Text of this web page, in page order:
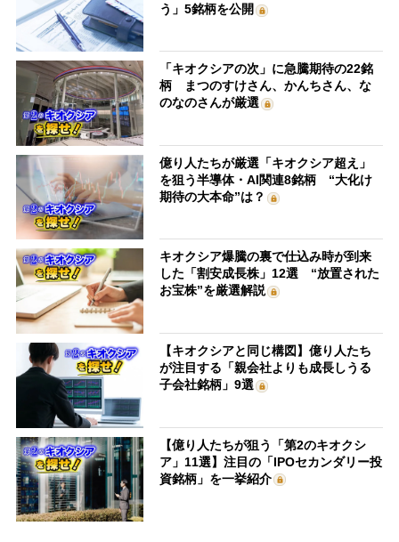
う」5銘柄を公開
「キオクシアの次」に急騰期待の22銘
柄 まつのすけさん、かんちさん、な
のなのさんが厳選
億り人たちが厳選「キオクシア超え」
を狙う半導体・AI関連8銘柄 “大化け
期待の大本命”は？
キオクシア爆騰の裏で仕込み時が到来
した「割安成長株」12選 “放置された
お宝株”を厳選解説
【キオクシアと同じ構図】億り人たち
が注目する「親会社よりも成長しうる
子会社銘柄」9選
【億り人たちが狙う「第2のキオクシ
ア」11選】注目の「IPOセカンダリー投
資銘柄」を一挙紹介